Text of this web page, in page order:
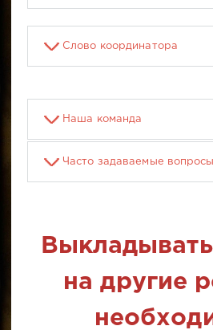
Слово координатора
Наша команда
Часто задаваемые вопросы
на другие